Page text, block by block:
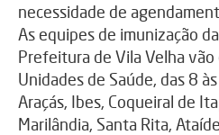
necessidade de
As equipes de imunização
Prefeitura de Vila Velha
Unidades de Saúde, das 8
Araçás, Ibes, Coqueiral de
Marilândia, Santa Rita,